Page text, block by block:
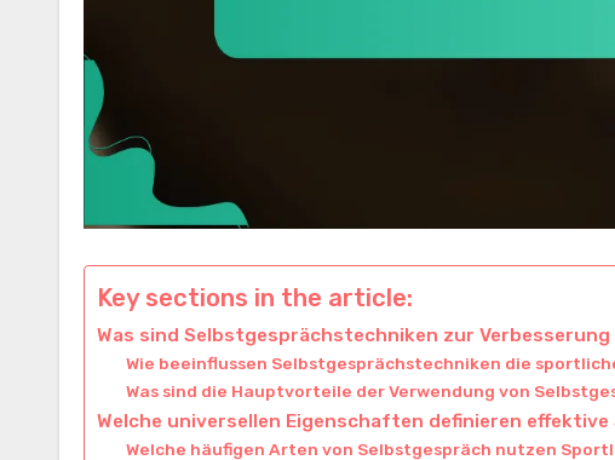
Key sections in the article:
Was sind Selbstgesprächstechniken zur
Wie beeinflussen Selbstgesprächstechniken die
Was sind die Hauptvorteile der Verwendung von
Welche universellen Eigenschaften definieren
Welche häufigen Arten von Selbstgespräch nutzen